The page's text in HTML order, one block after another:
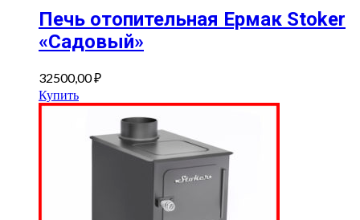
Печь отопительная Ермак Stoker
«Садовый»
32500,00₽
Купить